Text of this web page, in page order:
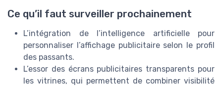
Ce qu’il faut surveiller prochainement
L’intégration de l’intelligence artificielle pour
personnaliser l’affichage publicitaire selon le profil
des passants.
L’essor des écrans publicitaires transparents pour
les vitrines, qui permettent de combiner visibilité